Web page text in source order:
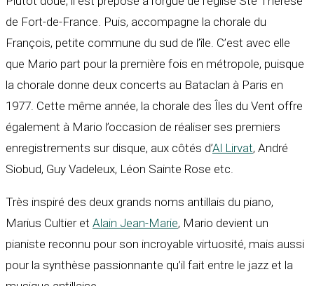
de Fort-de-France. Puis, accompagne la chorale du
François, petite commune du sud de l’île. C’est avec elle
que Mario part pour la première fois en métropole, puisque
la chorale donne deux concerts au Bataclan à Paris en
1977. Cette même année, la chorale des Îles du Vent offre
également à Mario l’occasion de réaliser ses premiers
enregistrements sur disque, aux côtés d’Al Lirvat, André
Siobud, Guy Vadeleux, Léon Sainte Rose etc.
Très inspiré des deux grands noms antillais du piano,
Marius Cultier et Alain Jean-Marie, Mario devient un
pianiste reconnu pour son incroyable virtuosité, mais aussi
pour la synthèse passionnante qu’il fait entre le jazz et la